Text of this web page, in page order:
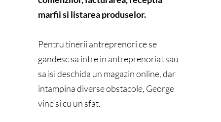
marfii si listarea produselor.
Pentru tinerii antreprenori ce se
gandesc sa intre in antreprenoriat sau
sa isi deschida un magazin online, dar
intampina diverse obstacole, George
vine si cu un sfat.